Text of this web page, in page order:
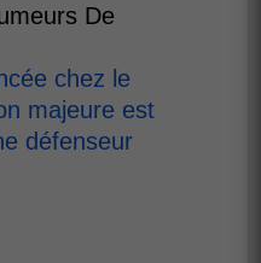
De
chez le
majeure est
défenseur